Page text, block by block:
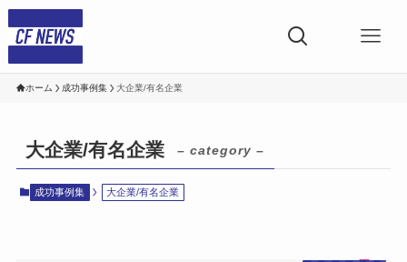
ホーム 成功事例集 大企業/有名企業
大企業/有名企業 – category –
成功事例集 大企業/有名企業